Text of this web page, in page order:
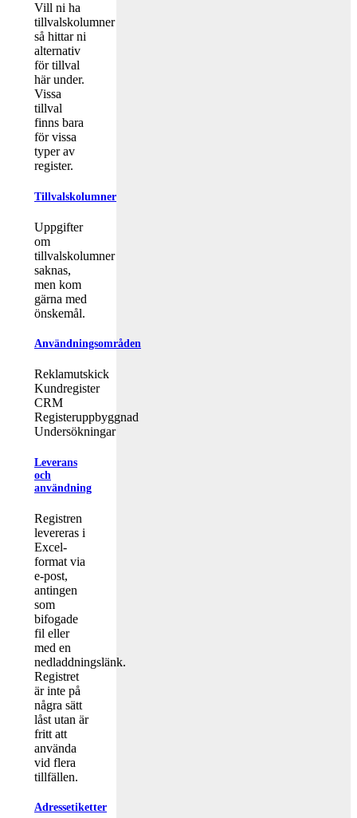
Vill ni ha
tillvalskolumner
så hittar ni
alternativ
för tillval
här under.
Vissa
tillval
finns bara
för vissa
typer av
register.
Tillvalskolumner
Uppgifter
om
tillvalskolumner
saknas,
men kom
gärna med
önskemål.
Användningsområden
Reklamutskick
Kundregister
CRM
Registeruppbyggnad
Undersökningar
Leverans
och
användning
Registren
levereras i
Excel-
format via
e-post,
antingen
som
bifogade
fil eller
med en
nedladdningslänk.
Registret
är inte på
några sätt
låst utan är
fritt att
använda
vid flera
tillfällen.
Adressetiketter